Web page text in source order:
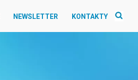
NEWSLETTER KONTAKTY